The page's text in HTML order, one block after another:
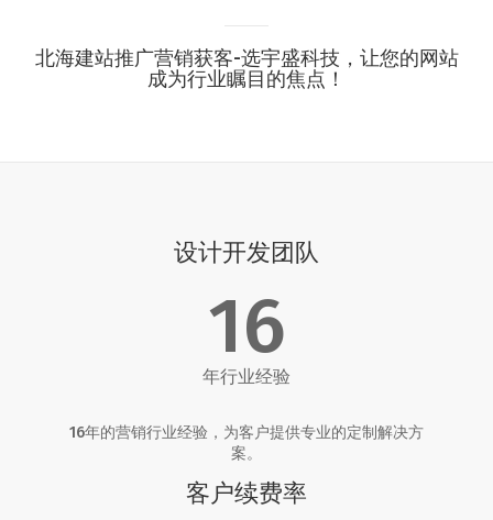
北海建站推广营销获客-选宇盛科技，让您的网站
成为行业瞩目的焦点！
设计开发团队
16
年行业经验
16年的营销行业经验，为客户提供专业的定制解决方
案。
客户续费率